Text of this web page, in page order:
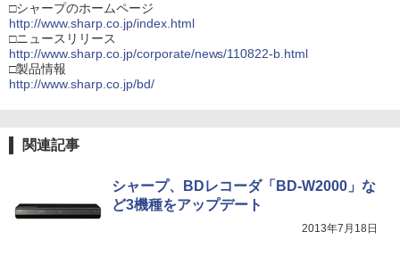
□シャープのホームページ
http://www.sharp.co.jp/index.html
□ニュースリリース
http://www.sharp.co.jp/corporate/news/110822-b.html
□製品情報
http://www.sharp.co.jp/bd/
関連記事
シャープ、BDレコーダ「BD-W2000」な
ど3機種をアップデート
2013年7月18日